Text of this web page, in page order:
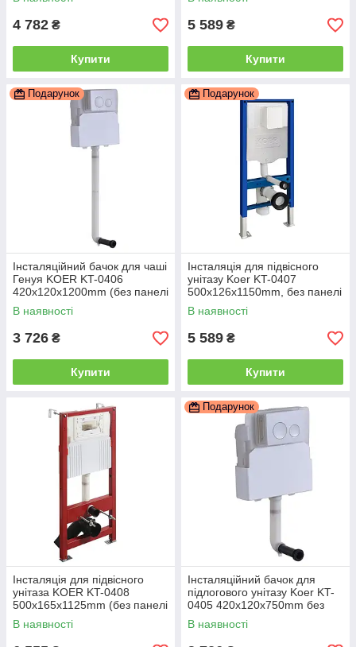
4 782 ₴
Купити
5 589 ₴
Купити
Подарунок
Інсталяційний бачок для чаші
Генуя KOER KT-0406
420x120x1200mm (без панелі
змиву) (KR5315)
В наявності
3 726 ₴
Купити
Подарунок
Інсталяція для підвісного
унітазу Koer KT-0407
500x126x1150mm, без панелі
змиву (KR5341)
В наявності
5 589 ₴
Купити
Інсталяція для підвісного
унітаза KOER KT-0408
500x165x1125mm (без панелі
змиву) (KR6119)
В наявності
Подарунок
Інсталяційний бачок для
підлогового унітазу Koer KT-
0405 420x120x750mm без
панелі змиву (KR5314)
В наявності